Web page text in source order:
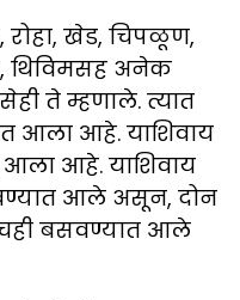
रोहा, खेड, चिपळूण,
थिविमसह अनेक
ते म्हणाले. त्यात
आला आहे. याशिवाय
आहे. याशिवाय
आले असून, दोन
बसवण्यात आले